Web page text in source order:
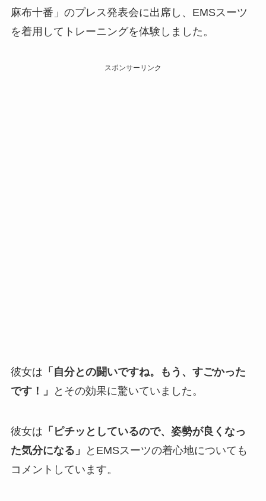
麻布十番」のプレス発表会に出席し、EMSスーツ
を着用してトレーニングを体験しました。
スポンサーリンク
彼女は 「自分との闘いですね。もう、すごかった
です！」
とその効果に驚いていました。
彼女は 「ピチッとしているので、姿勢が良くなっ
た気分になる」
とEMSスーツの着心地についても
コメントしています。